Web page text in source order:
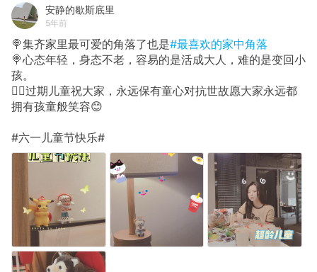
安静的歇斯底里
5年前
🍭集齐家里最可爱的角落了也是#最喜欢的家中角落
🍭心态年轻，身态不老，容易的是活成大人，难的是变回小
孩。
🧘‍♀️过期儿童祝大家，永远保有童心对抗世故愿大家永远都
拥有孩童般笑容😊
#六一儿童节快乐#